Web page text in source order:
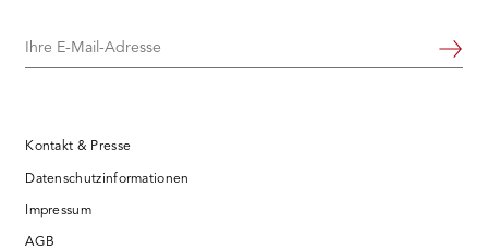
Ihre
Weiter
Kontakt & Presse
Datenschutzinformationen
Impressum
AGB